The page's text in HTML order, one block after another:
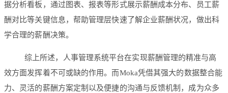
据分析看板，通过图表、报表等形式展示薪酬成本分布、员工薪
酬对比等关键信息，帮助管理层快速了解企业薪酬状况，做出科
学合理的薪酬决策。
综上所述，人事管理系统平台在实现薪酬管理的精准与高
效方面发挥着不可或缺的作用。而Moka凭借其强大的数据整合能
力、灵活的薪酬方案定制以及便捷的沟通与反馈机制，成为众多